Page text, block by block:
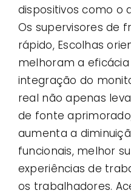
dispositivos como o
Os supervisores de
rápido, Escolhas
melhoram a eficácia
integração do
real não apenas
de fonte
aumenta a
funcionais, melhor
experiências de
os trabalhadores.